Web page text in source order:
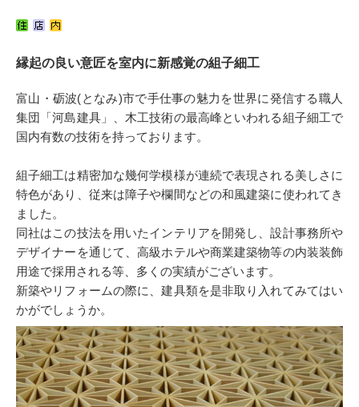
動画
Q＆A 販売・施工代理店募集
お気に入り
縁起の良い意匠を室内に新感覚の組子細工
富山・砺波(となみ)市で手仕事の魅力を世界に発信する職人
集団「河島建具」、木工技術の最高峰といわれる組子細工で
国内有数の技術を持っております。
組子細工は精密加な幾何学模様が連続で表現される美しさに
特色があり、従来は障子や欄間などの和風建築に使われてき
ました。
同社はこの技法を用いたインテリアを開発し、設計事務所や
デザイナーを通じて、高級ホテルや商業建築物等の内装装飾
用途で採用される等、多くの実績がございます。
新築やリフォームの際に、建具類を是非取り入れてみてはい
かがでしょうか。